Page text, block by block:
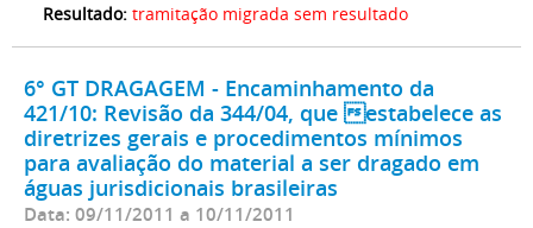
Resultado: tramitação migrada sem resultado
6° GT DRAGAGEM - Encaminhamento da
421/10: Revisão da 344/04, que estabelece as
diretrizes gerais e procedimentos mínimos
para avaliação do material a ser dragado em
águas jurisdicionais brasileiras
Data: 09/11/2011 a 10/11/2011